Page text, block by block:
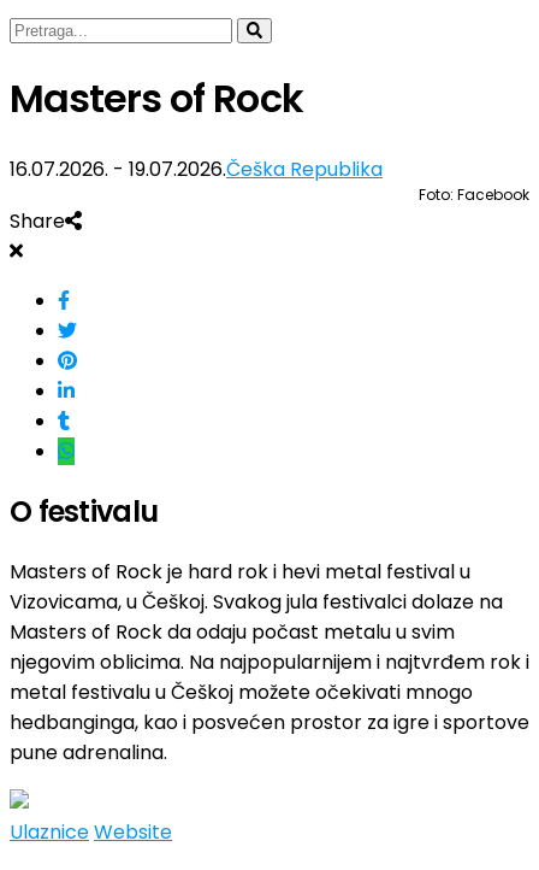
Masters of Rock
16.07.2026. - 19.07.2026.Češka Republika
Foto: Facebook
Share
O festivalu
Masters of Rock je hard rok i hevi metal festival u
Vizovicama, u Češkoj. Svakog jula festivalci dolaze na
Masters of Rock da odaju počast metalu u svim
njegovim oblicima. Na najpopularnijem i najtvrđem rok i
metal festivalu u Češkoj možete očekivati mnogo
hedbanginga, kao i posvećen prostor za igre i sportove
pune adrenalina.
UlazniceWebsite